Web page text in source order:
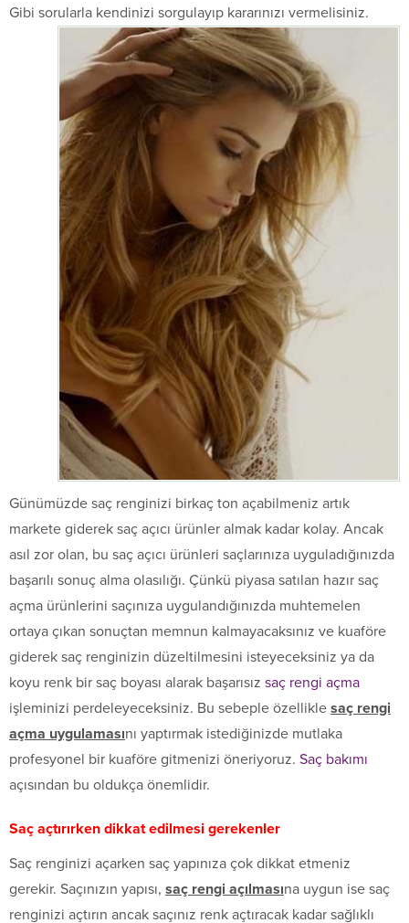
Gibi sorularla kendinizi sorgulayıp kararınızı vermelisiniz.
Günümüzde saç renginizi birkaç ton açabilmeniz artık
markete giderek saç açıcı ürünler almak kadar kolay. Ancak
asıl zor olan, bu saç açıcı ürünleri saçlarınıza uyguladığınızda
başarılı sonuç alma olasılığı. Çünkü piyasa satılan hazır saç
açma ürünlerini saçınıza uygulandığınızda muhtemelen
ortaya çıkan sonuçtan memnun kalmayacaksınız ve kuaföre
giderek saç renginizin düzeltilmesini isteyeceksiniz ya da
koyu renk bir saç boyası alarak başarısız saç rengi açma
işleminizi perdeleyeceksiniz. Bu sebeple özellikle saç rengi
açma uygulamasını yaptırmak istediğinizde mutlaka
profesyonel bir kuaföre gitmenizi öneriyoruz. Saç bakımı
açısından bu oldukça önemlidir.
Saç açtırırken dikkat edilmesi gerekenler
Saç renginizi açarken saç yapınıza çok dikkat etmeniz
gerekir. Saçınızın yapısı, saç rengi açılmasına uygun ise saç
renginizi açtırın ancak saçınız renk açtıracak kadar sağlıklı